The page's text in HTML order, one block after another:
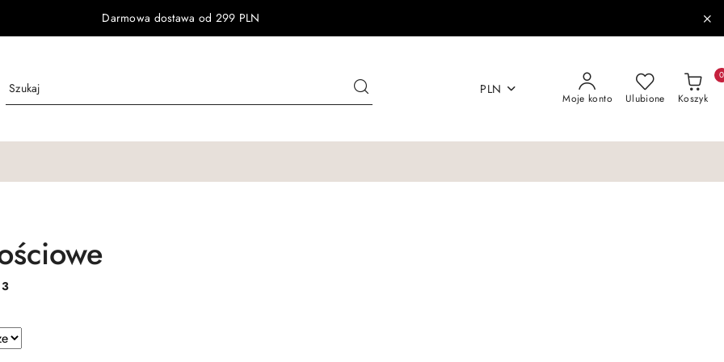
Darmowa dostawa od 299 PLN
PLN
Moje konto Ulubione Koszyk
0
3